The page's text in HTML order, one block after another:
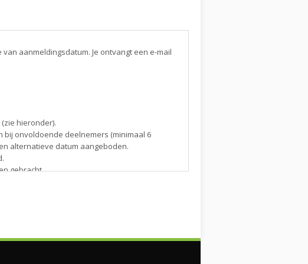
aanmeldingsdatum. Je ontvangt een e-mail
hieronder).
onvoldoende deelnemers (minimaal 6
alternatieve datum aangeboden.
gebracht.
verspreid of commercieel gebruikt zonder